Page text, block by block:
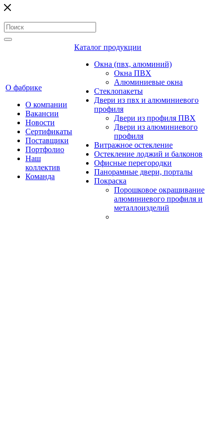
О фабрике
О компании
Вакансии
Новости
Сертификаты
Поставщики
Портфолио
Наш
коллектив
Команда
Каталог продукции
Окна (пвх, алюминий)
Окна ПВХ
Алюминиевые окна
Стеклопакеты
Двери из пвх и алюминиевого
профиля
Двери из профиля ПВХ
Двери из алюминиевого
профиля
Витражное остекление
Остекление лоджий и балконов
Офисные перегородки
Панорамные двери, порталы
Покраска
Порошковое окрашивание
алюминиевого профиля и
металлоизделий